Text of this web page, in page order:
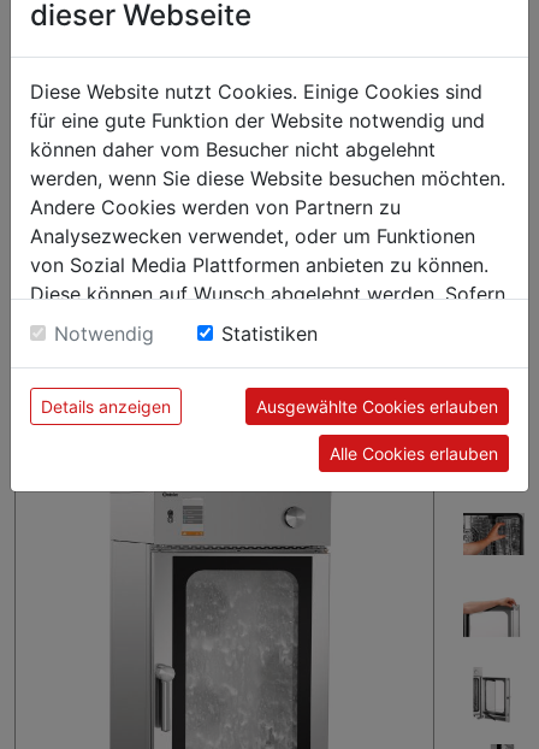
Dank des Längseinschubs ist der Silversteam-K 10110DRS
besonders kompakt und findet so in der kleinsten Küche
seinen Platz. Bei intuitiver, digitaler Bedienung mit Rack-
Control-Funktion und guter Luftzirkulation lassen sich Speisen
auf GN-Behälter im 1/1 GN-Format dämpfen, garen oder
backen. Für einen blitzblanken Garraum sorgt das integrierte
Reinigungssystem.
dieser Webseite
Diese Website nutzt Cookies. Einige Cookies sind
für eine gute Funktion der Website notwendig und
können daher vom Besucher nicht abgelehnt
werden, wenn Sie diese Website besuchen möchten.
Andere Cookies werden von Partnern zu
Analysezwecken verwendet, oder um Funktionen
von Sozial Media Plattformen anbieten zu können.
Diese können auf Wunsch abgelehnt werden. Sofern
sie unsere Webseite weiter nutzen, geben Sie
Einwilligung zu unseren Cookies.
Notwendig Statistiken
Details anzeigen Ausgewählte Cookies erlauben
Alle Cookies erlauben